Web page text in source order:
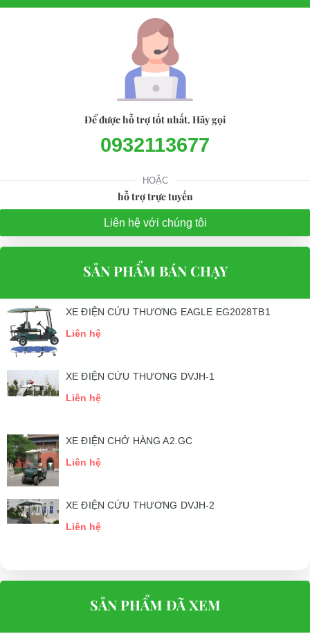
Để được hỗ trợ tốt nhất. Hãy gọi
0932113677
HOẶC
hỗ trợ trực tuyến
Liên hệ với chúng tôi
SẢN PHẨM BÁN CHẠY
XE ĐIỆN CỨU THƯƠNG EAGLE EG2028TB1
Liên hệ
XE ĐIỆN CỨU THƯƠNG DVJH-1
Liên hệ
XE ĐIỆN CHỞ HÀNG A2.GC
Liên hệ
XE ĐIỆN CỨU THƯƠNG DVJH-2
Liên hệ
SẢN PHẨM ĐÃ XEM